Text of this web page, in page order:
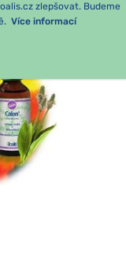
zlepšovat. Budeme
Více informací